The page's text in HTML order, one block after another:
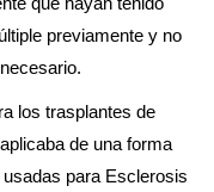
previamente y no
los trasplantes de
de una forma
para Esclerosis